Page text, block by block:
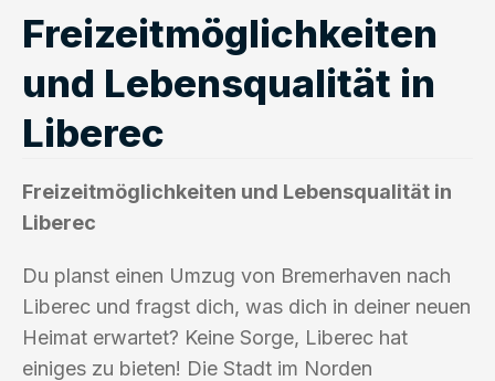
Freizeitmöglichkeiten
und Lebensqualität in
Liberec
Freizeitmöglichkeiten und Lebensqualität in
Liberec
Du planst einen Umzug von Bremerhaven nach
Liberec und fragst dich, was dich in deiner neuen
Heimat erwartet? Keine Sorge, Liberec hat
einiges zu bieten! Die Stadt im Norden